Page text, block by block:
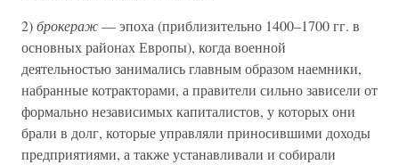
2)брокераж— эпоха (приблизительно 1400–1700 гг. в
основных районах Европы), когда военной
деятельностью занимались главным образом наемники,
набранные котракторами, а правители сильно зависели от
формально независимых капиталистов, у которых они
брали в долг, которые управляли приносившими доходы
предприятиями, а также устанавливали и собирали